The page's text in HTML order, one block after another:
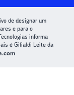
de designar um
e para o
informa
é Gilialdi Leite da